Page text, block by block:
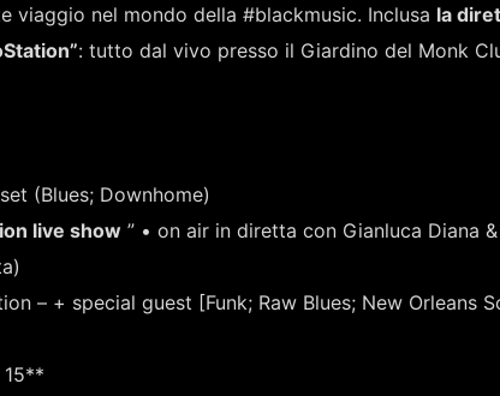
viaggio nel mondo della #blackmusic. Inclusa la
: tutto dal vivo presso il Giardino del Monk
(Blues; Downhome)
live show” • on air in diretta con Gianluca Diana
– + special guest [Funk; Raw Blues; New Orleans